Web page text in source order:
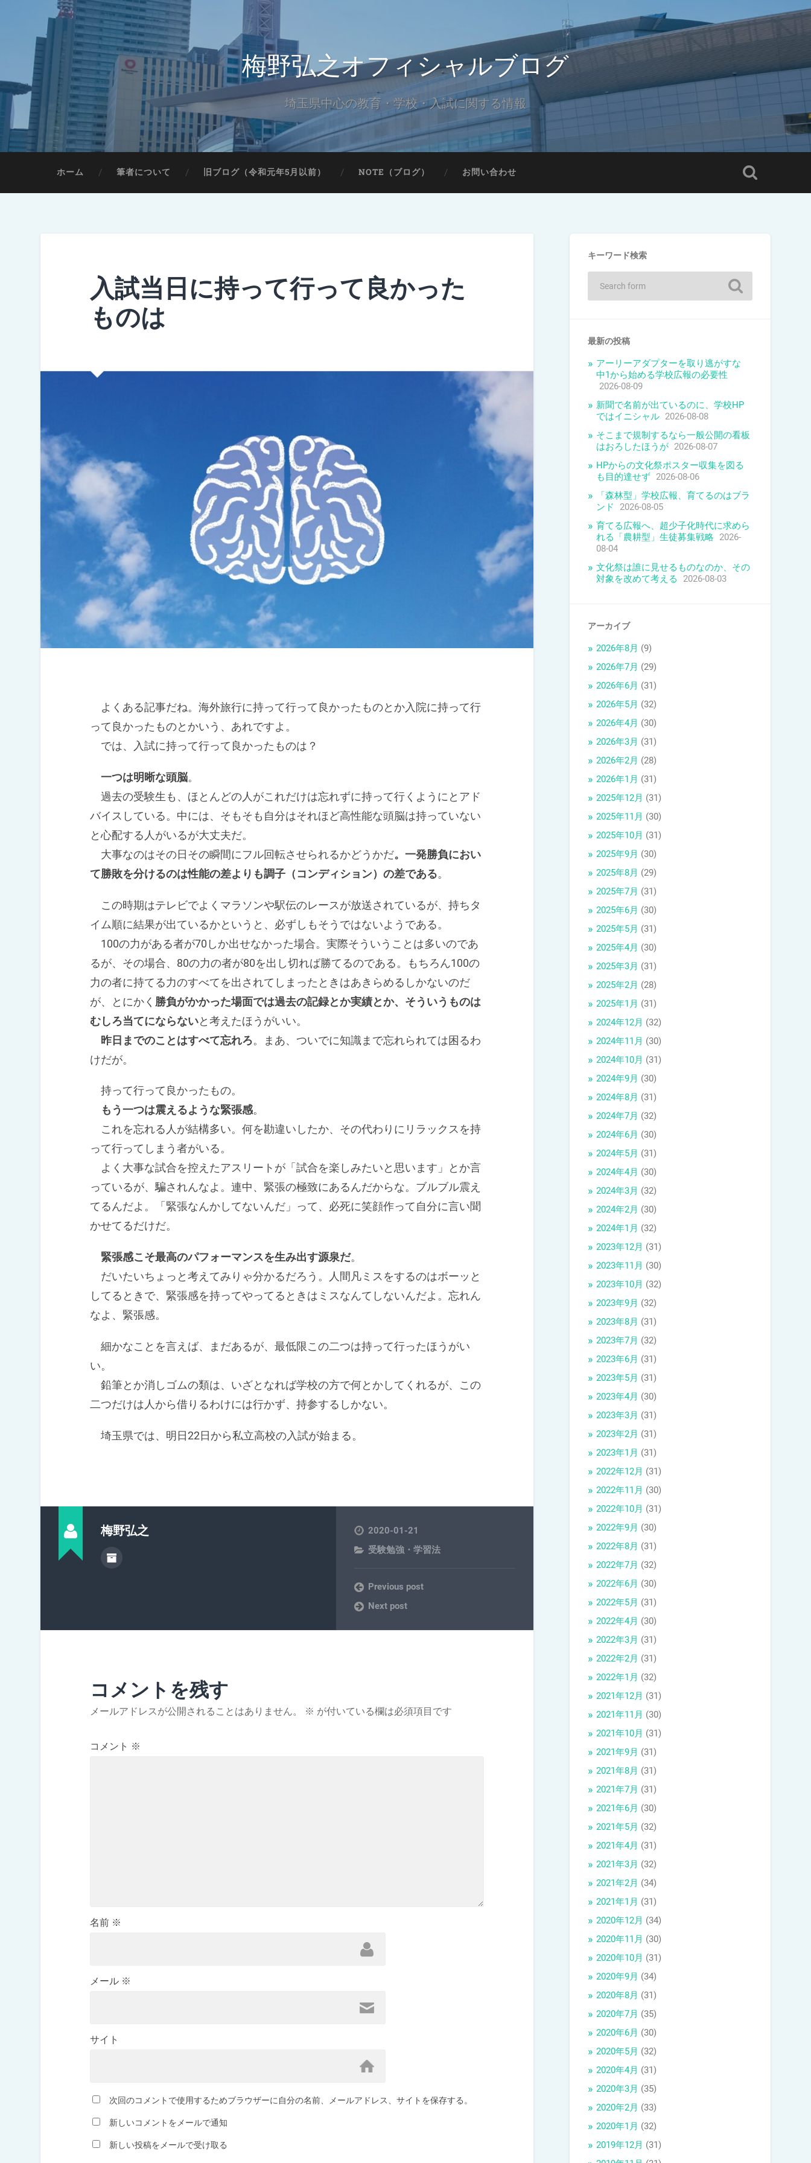
梅野弘之オフィシャルブログ
埼玉県中心の教育・学校・入試に関する情報
ホーム 筆者について 旧ブログ（令和元年5月以前） NOTE（ブログ） お問い合わせ
入試当日に持って行って良かった
ものは
よくある記事だね。海外旅行に持って行って良かったものとか入院に持って行
って良かったものとかいう、あれですよ。
では、入試に持って行って良かったものは？
一つは明晰な頭脳。
過去の受験生も、ほとんどの人がこれだけは忘れずに持って行くようにとアド
バイスしている。中には、そもそも自分はそれほど高性能な頭脳は持っていない
と心配する人がいるが大丈夫だ。
大事なのはその日その瞬間にフル回転させられるかどうかだ。一発勝負におい
て勝敗を分けるのは性能の差よりも調子（コンディション）の差である。
この時期はテレビでよくマラソンや駅伝のレースが放送されているが、持ちタ
イム順に結果が出ているかというと、必ずしもそうではないようである。
100の力がある者が70しか出せなかった場合。実際そういうことは多いのであ
るが、その場合、80の力の者が80を出し切れば勝てるのである。もちろん100の
力の者に持てる力のすべてを出されてしまったときはあきらめるしかないのだ
が、とにかく 勝負がかかった場面では過去の記録とか実績とか、そういうものは
むしろ当てにならないと考えたほうがいい。
昨日までのことはすべて忘れろ。まあ、ついでに知識まで忘れられては困るわ
けだが。
持って行って良かったもの。
もう一つは震えるような緊張感。
これを忘れる人が結構多い。何を勘違いしたか、その代わりにリラックスを持
って行ってしまう者がいる。
よく大事な試合を控えたアスリートが「試合を楽しみたいと思います」とか言
っているが、騙されんなよ。連中、緊張の極致にあるんだからな。ブルブル震え
てるんだよ。「緊張なんかしてないんだ」って、必死に笑顔作って自分に言い聞
かせてるだけだ。
緊張感こそ最高のパフォーマンスを生み出す源泉だ。
だいたいちょっと考えてみりゃ分かるだろう。人間凡ミスをするのはボーッと
してるときで、緊張感を持ってやってるときはミスなんてしないんだよ。忘れん
なよ、緊張感。
細かなことを言えば、まだあるが、最低限この二つは持って行ったほうがい
い。
鉛筆とか消しゴムの類は、いざとなれば学校の方で何とかしてくれるが、この
二つだけは人から借りるわけには行かず、持参するしかない。
埼玉県では、明日22日から私立高校の入試が始まる。
梅野弘之
2020-01-21
受験勉強・学習法
Previous post
Next post
コメントを残す
メールアドレスが公開されることはありません。 ※ が付いている欄は必須項目です
コメント ※
名前 ※
メール ※
サイト
次回のコメントで使用するためブラウザーに自分の名前、メールアドレス、サイトを保存する。
新しいコメントをメールで通知
新しい投稿をメールで受け取る
キーワード検索
最新の投稿
アーリーアダプターを取り逃がすな
中1から始める学校広報の必要性
2026-08-09
新聞で名前が出ているのに、学校HP
ではイニシャル 2026-08-08
そこまで規制するなら一般公開の看板
はおろしたほうが 2026-08-07
HPからの文化祭ポスター収集を図る
も目的達せず 2026-08-06
「森林型」学校広報、育てるのはブラ
ンド
2026-08-05
育てる広報へ、超少子化時代に求めら
れる「農耕型」生徒募集戦略 2026-
08-04
文化祭は誰に見せるものなのか、その
対象を改めて考える
2026-08-03
アーカイブ
2026年8月 (9)
2026年7月 (29)
2026年6月 (31)
2026年5月 (32)
2026年4月 (30)
2026年3月 (31)
2026年2月 (28)
2026年1月 (31)
2025年12月 (31)
2025年11月 (30)
2025年10月 (31)
2025年9月 (30)
2025年8月 (29)
2025年7月 (31)
2025年6月 (30)
2025年5月 (31)
2025年4月 (30)
2025年3月 (31)
2025年2月 (28)
2025年1月 (31)
2024年12月 (32)
2024年11月 (30)
2024年10月 (31)
2024年9月 (30)
2024年8月 (31)
2024年7月 (32)
2024年6月 (30)
2024年5月 (31)
2024年4月 (30)
2024年3月 (32)
2024年2月 (30)
2024年1月 (32)
2023年12月 (31)
2023年11月 (30)
2023年10月 (32)
2023年9月 (32)
2023年8月 (31)
2023年7月 (32)
2023年6月 (31)
2023年5月 (31)
2023年4月 (30)
2023年3月 (31)
2023年2月 (31)
2023年1月 (31)
2022年12月 (31)
2022年11月 (30)
2022年10月 (31)
2022年9月 (30)
2022年8月 (31)
2022年7月 (32)
2022年6月 (30)
2022年5月 (31)
2022年4月 (30)
2022年3月 (31)
2022年2月 (31)
2022年1月 (32)
2021年12月 (31)
2021年11月 (30)
2021年10月 (31)
2021年9月 (31)
2021年8月 (31)
2021年7月 (31)
2021年6月 (30)
2021年5月 (32)
2021年4月 (31)
2021年3月 (32)
2021年2月 (34)
2021年1月 (31)
2020年12月 (34)
2020年11月 (30)
2020年10月 (31)
2020年9月 (34)
2020年8月 (31)
2020年7月 (35)
2020年6月 (30)
2020年5月 (32)
2020年4月 (31)
2020年3月 (35)
2020年2月 (33)
2020年1月 (32)
2019年12月 (31)